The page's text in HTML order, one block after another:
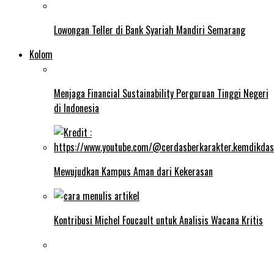
Lowongan Teller di Bank Syariah Mandiri Semarang
Kolom
Menjaga Financial Sustainability Perguruan Tinggi Negeri
di Indonesia
Mewujudkan Kampus Aman dari Kekerasan
Kontribusi Michel Foucault untuk Analisis Wacana Kritis